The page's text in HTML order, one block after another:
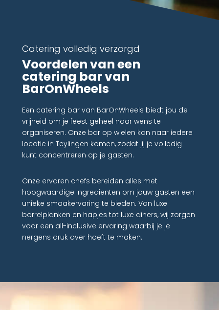
Catering volledig verzorgd
Voordelen van een
catering bar van
BarOnWheels
Een catering bar van BarOnWheels biedt jou de
vrijheid om je feest geheel naar wens te
organiseren. Onze bar op wielen kan naar iedere
locatie in Teylingen komen, zodat jij je volledig
kunt concentreren op je gasten.
Onze ervaren chefs bereiden alles met
hoogwaardige ingrediënten om jouw gasten een
unieke smaakervaring te bieden. Van luxe
borrelplanken en hapjes tot luxe diners, wij zorgen
voor een all-inclusive ervaring waarbij je je
nergens druk over hoeft te maken.